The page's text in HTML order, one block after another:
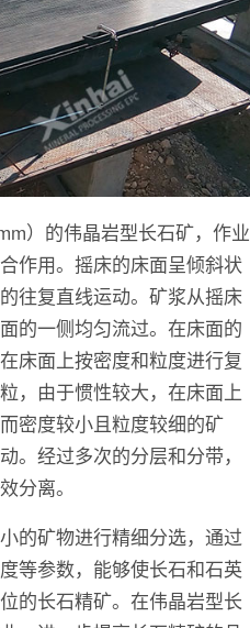
）的伟晶岩型长石矿，作业
作用。摇床的床面呈倾斜状
往复直线运动。矿浆从摇床
的一侧均匀流过。在床面的
床面上按密度和粒度进行复
，由于惯性较大，在床面上
密度较小且粒度较细的矿
。经过多次的分层和分带，
分离。
的矿物进行精细分选，通过
等参数，能够使长石和石英
的长石精矿。在伟晶岩型长